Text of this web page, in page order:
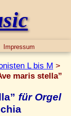
Impressum
L bis M >
maris stella”
für Orgel